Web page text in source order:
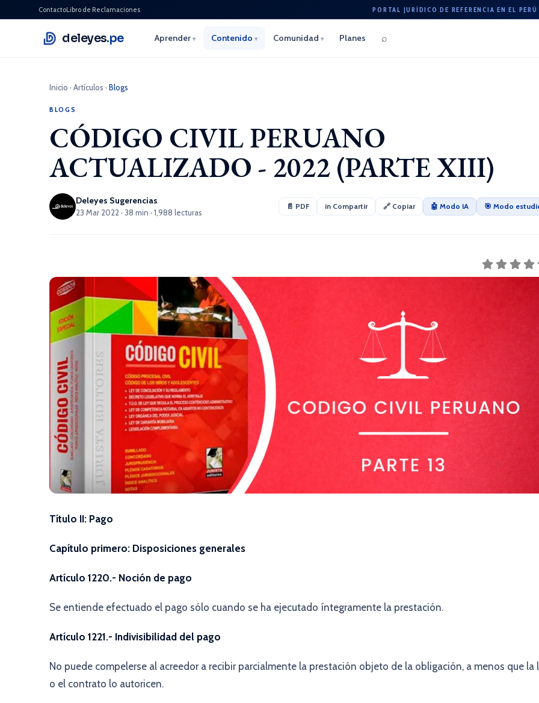
ContactoLibro de Reclamaciones PORTAL JURÍDICO DE REFERENCIA EN EL PERÚ
deleyes.pe Aprender ▾ Contenido ▾ Comunidad ▾ Planes ⌕
Inicio · Artículos · Blogs
BLOGS
CÓDIGO CIVIL PERUANO
ACTUALIZADO - 2022 (PARTE XIII)
Deleyes Sugerencias
23 Mar 2022 · 38 min · 1,988 lecturas
📄 PDF in Compartir 🔗 Copiar 🤖 Modo IA 🎯 Modo
Título II: Pago
Capítulo primero: Disposiciones generales
Artículo 1220.- Noción de pago
Se entiende efectuado el pago sólo cuando se ha ejecutado íntegramente la prestación.
Artículo 1221.- Indivisibilidad del pago
No puede compelerse al acreedor a recibir parcialmente la prestación objeto de la obligación, a menos que la
o el contrato lo autoricen.